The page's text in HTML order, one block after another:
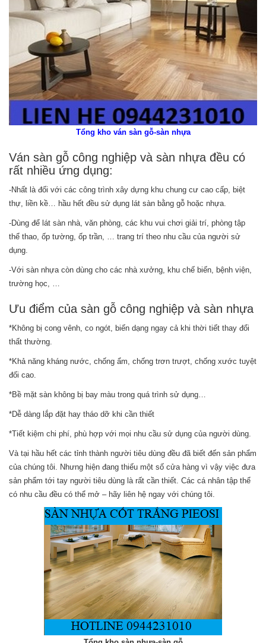
Tổng kho ván sàn gỗ-sàn nhựa
Ván sàn gỗ công nghiệp và sàn nhựa đều có
rất nhiều ứng dụng:
-Nhất là đối với các công trình xây dựng khu chung cư cao cấp, biệt
thự, liền kề… hầu hết đều sử dụng lát sàn bằng gỗ hoặc nhựa.
-Dùng để lát sàn nhà, văn phòng, các khu vui chơi giải trí, phòng tập
thể thao, ốp tường, ốp trần, … trang trí theo nhu cầu của người sử
dụng.
-Với sàn nhựa còn dùng cho các nhà xưởng, khu chế biến, bệnh viện,
trường học, …
Ưu điểm của sàn gỗ công nghiệp và sàn nhựa
*Không bị cong vênh, co ngót, biến dạng ngay cả khi thời tiết thay đổi
thất thường.
*Khả năng kháng nước, chống ẩm, chống trơn trượt, chống xước tuyệt
đối cao.
*Bề mặt sàn không bị bay màu trong quá trình sử dụng…
*Dễ dàng lắp đặt hay tháo dỡ khi cần thiết
*Tiết kiệm chi phí, phù hợp với mọi nhu cầu sử dụng của người dùng.
Và tại hầu hết các tỉnh thành người tiêu dùng đều đã biết đến sản phẩm
của chúng tôi. Nhưng hiện đang thiếu một số cửa hàng vì vậy việc đưa
sản phẩm tới tay người tiêu dùng là rất cần thiết. Các cá nhân tập thể
có nhu cầu đều có thể mở – hãy liên hệ ngay với chúng tôi.